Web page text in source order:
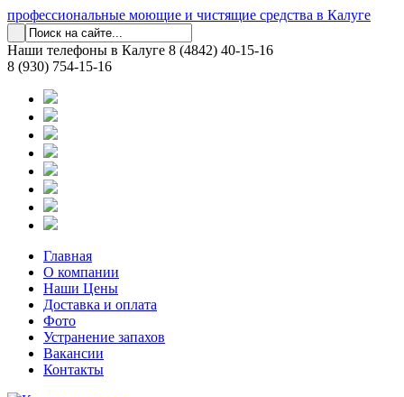
профессиональные моющие и чистящие средства в Калуге
Наши телефоны в Калуге 8 (4842) 40-15-16
8 (930) 754-15-16
Главная
О компании
Наши Цены
Доставка и оплата
Фото
Устранение запахов
Вакансии
Контакты